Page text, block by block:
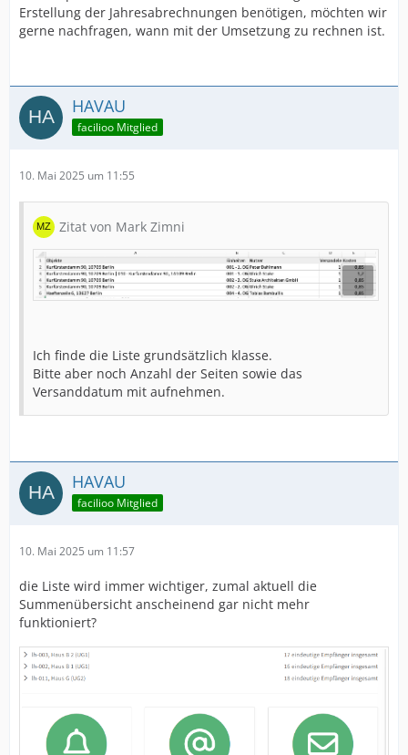
Erstellung der Jahresabrechnungen benötigen, möchten wir
gerne nachfragen, wann mit der Umsetzung zu rechnen ist.
HAVAU
facilioo Mitglied
10. Mai 2025 um 11:55
Zitat von Mark Zimni
Ich finde die Liste grundsätzlich klasse.
Bitte aber noch Anzahl der Seiten sowie das
Versanddatum mit aufnehmen.
HAVAU
facilioo Mitglied
10. Mai 2025 um 11:57
die Liste wird immer wichtiger, zumal aktuell die
Summenübersicht anscheinend gar nicht mehr
funktioniert?